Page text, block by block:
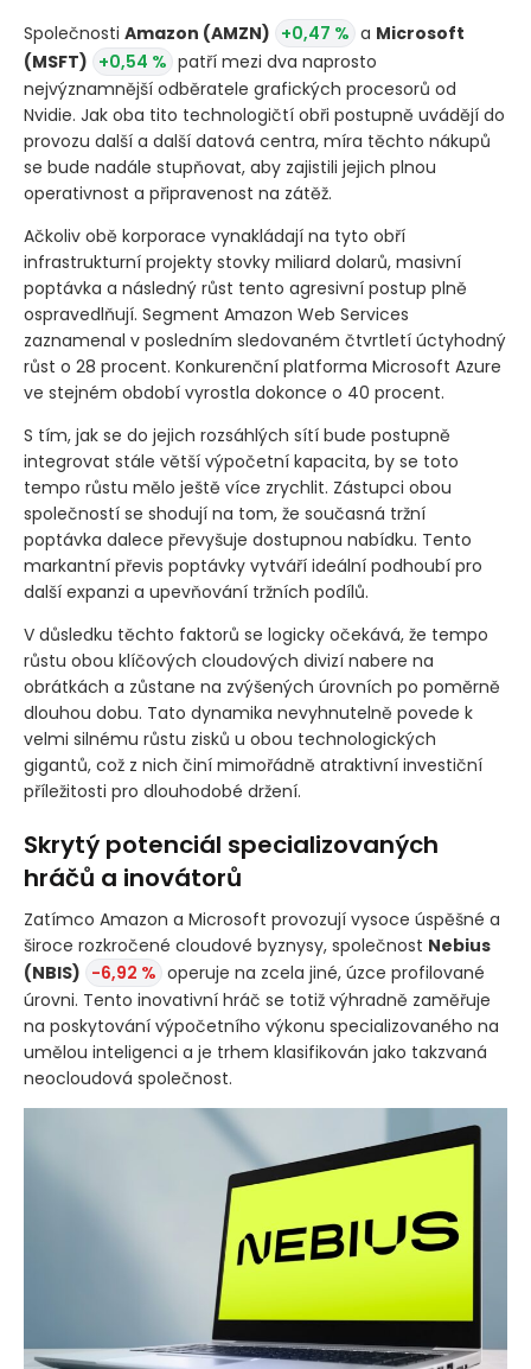
Společnosti Amazon (AMZN) +0,47 % a Microsoft
(MSFT) +0,54 % patří mezi dva naprosto
nejvýznamnější odběratele grafických procesorů od
Nvidie. Jak oba tito technologičtí obři postupně uvádějí do
provozu další a další datová centra, míra těchto nákupů
se bude nadále stupňovat, aby zajistili jejich plnou
operativnost a připravenost na zátěž.
Ačkoliv obě korporace vynakládají na tyto obří
infrastrukturní projekty stovky miliard dolarů, masivní
poptávka a následný růst tento agresivní postup plně
ospravedlňují. Segment Amazon Web Services
zaznamenal v posledním sledovaném čtvrtletí úctyhodný
růst o 28 procent. Konkurenční platforma Microsoft Azure
ve stejném období vyrostla dokonce o 40 procent.
S tím, jak se do jejich rozsáhlých sítí bude postupně
integrovat stále větší výpočetní kapacita, by se toto
tempo růstu mělo ještě více zrychlit. Zástupci obou
společností se shodují na tom, že současná tržní
poptávka dalece převyšuje dostupnou nabídku. Tento
markantní převis poptávky vytváří ideální podhoubí pro
další expanzi a upevňování tržních podílů.
V důsledku těchto faktorů se logicky očekává, že tempo
růstu obou klíčových cloudových divizí nabere na
obrátkách a zůstane na zvýšených úrovních po poměrně
dlouhou dobu. Tato dynamika nevyhnutelně povede k
velmi silnému růstu zisků u obou technologických
gigantů, což z nich činí mimořádně atraktivní investiční
příležitosti pro dlouhodobé držení.
Skrytý potenciál specializovaných
hráčů a inovátorů
Zatímco Amazon a Microsoft provozují vysoce úspěšné a
široce rozkročené cloudové byznysy, společnost Nebius
(NBIS) -6,92 % operuje na zcela jiné, úzce profilované
úrovni. Tento inovativní hráč se totiž výhradně zaměřuje
na poskytování výpočetního výkonu specializovaného na
umělou inteligenci a je trhem klasifikován jako takzvaná
neocloudová společnost.